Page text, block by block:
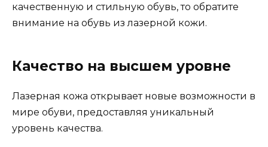
качественную и стильную обувь, то обратите
внимание на обувь из лазерной кожи.
Качество на высшем уровне
Лазерная кожа открывает новые возможности в
мире обуви, предоставляя уникальный
уровень качества.